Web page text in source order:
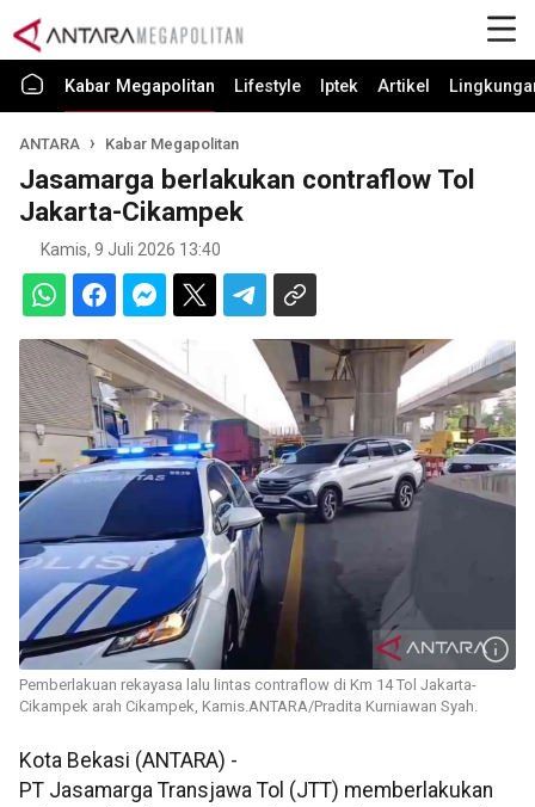
Kabar Megapolitan Lifestyle Iptek Artikel
ANTARA Kabar Megapolitan
Jasamarga berlakukan contraflow Tol
Jakarta-Cikampek
Kamis, 9 Juli 2026 13:40
Pemberlakuan rekayasa lalu lintas contraflow di Km 14 Tol Jakarta-
Cikampek arah Cikampek, Kamis.ANTARA/Pradita Kurniawan Syah.
Kota Bekasi (ANTARA) -
PT Jasamarga Transjawa Tol (JTT) memberlakukan